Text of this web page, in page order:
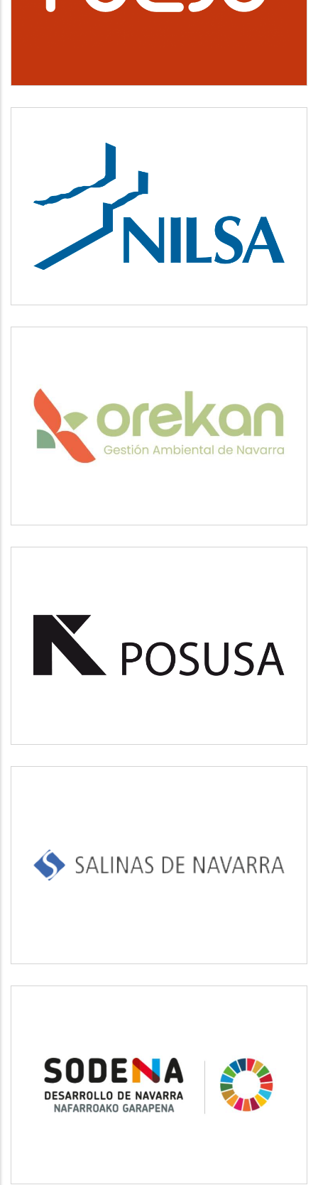
Cultura, deporte y ocio
NILSA
Medio ambiente
OREKAN
Medio ambiente
Medio ambiente
SALINAS DE NAVARRA
SODENA
Desarrollo empresarial